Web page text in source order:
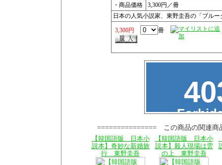
・商品価格
3,300円／冊
日本の人気小説家、東野圭吾の「ブル
3,300円 冊
=============== この商品の関連
【韓国語版 日本小
説本】奇妙な新婚旅
行 東野圭吾
【韓国語版 日本小
説本】殺人現場は雲
の上 東野圭吾